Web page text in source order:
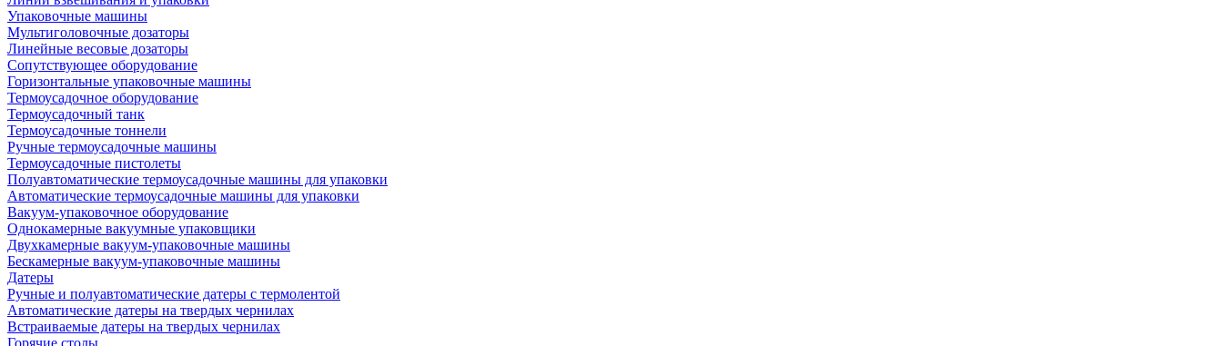
Упаковочные машины
Мультиголовочные дозаторы
Линейные весовые дозаторы
Сопутствующее оборудование
Горизонтальные упаковочные машины
Термоусадочное оборудование
Термоусадочный танк
Термоусадочные тоннели
Ручные термоусадочные машины
Термоусадочные пистолеты
Полуавтоматические термоусадочные машины для упаковки
Автоматические термоусадочные машины для упаковки
Вакуум-упаковочное оборудование
Однокамерные вакуумные упаковщики
Двухкамерные вакуум-упаковочные машины
Бескамерные вакуум-упаковочные машины
Датеры
Ручные и полуавтоматические датеры с термолентой
Автоматические датеры на твердых чернилах
Встраиваемые датеры на твердых чернилах
Горячие столы